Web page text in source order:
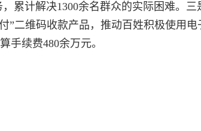
累计解决1300余名群众的实际困难。三
二维码收款产品，推动百姓积极使用电
手续费480余万元。